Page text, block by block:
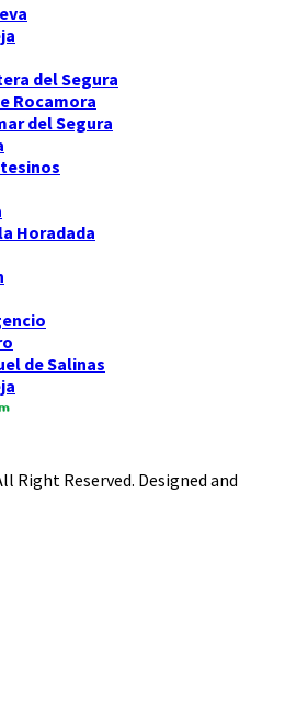
del Segura
Rocamora
del Segura
Horadada
de Salinas
Right Reserved. Designed and